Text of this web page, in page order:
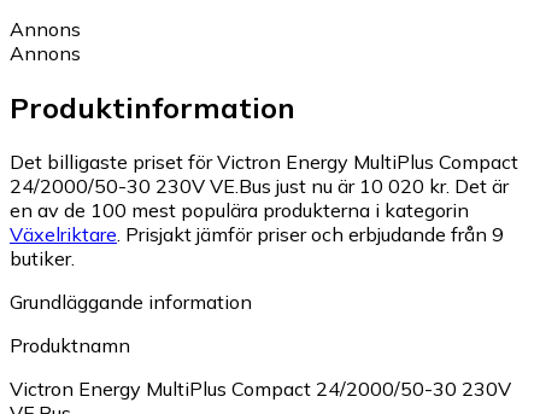
Annons
Annons
Produktinformation
Det billigaste priset för Victron Energy MultiPlus Compact
24/2000/50-30 230V VE.Bus just nu är 10 020 kr. Det är
en av de 100 mest populära produkterna i kategorin
Växelriktare. Prisjakt jämför priser och erbjudande från 9
butiker.
Grundläggande information
Produktnamn
Victron Energy MultiPlus Compact 24/2000/50-30 230V